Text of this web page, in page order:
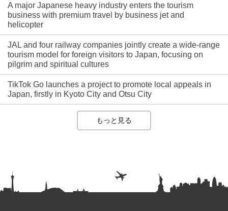
A major Japanese heavy industry enters the tourism
business with premium travel by business jet and
helicopter
JAL and four railway companies jointly create a wide-range
tourism model for foreign visitors to Japan, focusing on
pilgrim and spiritual cultures
TikTok Go launches a project to promote local appeals in
Japan, firstly in Kyoto City and Otsu City
もっと見る